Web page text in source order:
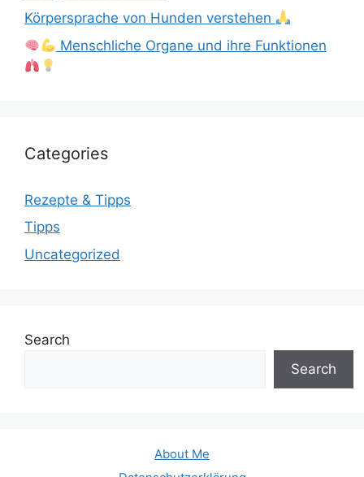
Körpersprache von Hunden verstehen
Menschliche Organe und ihre Funktionen
Categories
Rezepte & Tipps
Tipps
Uncategorized
Search
Search
About Me